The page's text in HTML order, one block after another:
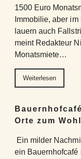
1500 Euro
Immobilie, aber
lauern auch
meint Redakteur
Monatsmiete…
Weiterlesen
Orte zum
Ein milder
ein Bauernhofcafé